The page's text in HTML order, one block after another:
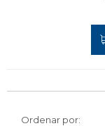
Ordenar por: